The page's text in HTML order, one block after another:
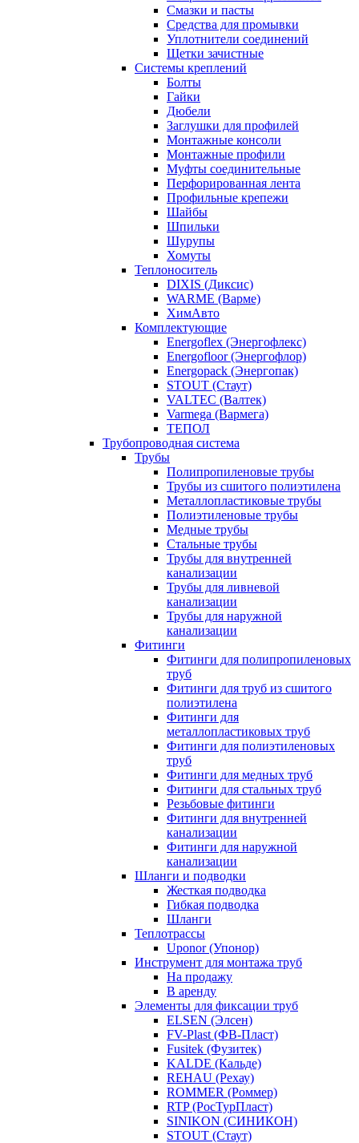
Смазки и пасты
Средства для промывки
Уплотнители соединений
Щетки зачистные
Системы креплений
Болты
Гайки
Дюбели
Заглушки для профилей
Монтажные консоли
Монтажные профили
Муфты соединительные
Перфорированная лента
Профильные крепежи
Шайбы
Шпильки
Шурупы
Хомуты
Теплоноситель
DIXIS (Диксис)
WARME (Варме)
ХимАвто
Комплектующие
Energoflex (Энергофлекс)
Energofloor (Энергофлор)
Energopack (Энергопак)
STOUT (Стаут)
VALTEC (Валтек)
Varmega (Вармега)
ТЕПОЛ
Трубопроводная система
Трубы
Полипропиленовые трубы
Трубы из сшитого полиэтилена
Металлопластиковые трубы
Полиэтиленовые трубы
Медные трубы
Стальные трубы
Трубы для внутренней
канализации
Трубы для ливневой
канализации
Трубы для наружной
канализации
Фитинги
Фитинги для полипропиленовых
труб
Фитинги для труб из сшитого
полиэтилена
Фитинги для
металлопластиковых труб
Фитинги для полиэтиленовых
труб
Фитинги для медных труб
Фитинги для стальных труб
Резьбовые фитинги
Фитинги для внутренней
канализации
Фитинги для наружной
канализации
Шланги и подводки
Жесткая подводка
Гибкая подводка
Шланги
Теплотрассы
Uponor (Упонор)
Инструмент для монтажа труб
На продажу
В аренду
Элементы для фиксации труб
ELSEN (Элсен)
FV-Plast (ФВ-Пласт)
Fusitek (Фузитек)
KALDE (Кальде)
REHAU (Рехау)
ROMMER (Роммер)
RTP (РосТурПласт)
SINIKON (СИНИКОН)
STOUT (Стаут)